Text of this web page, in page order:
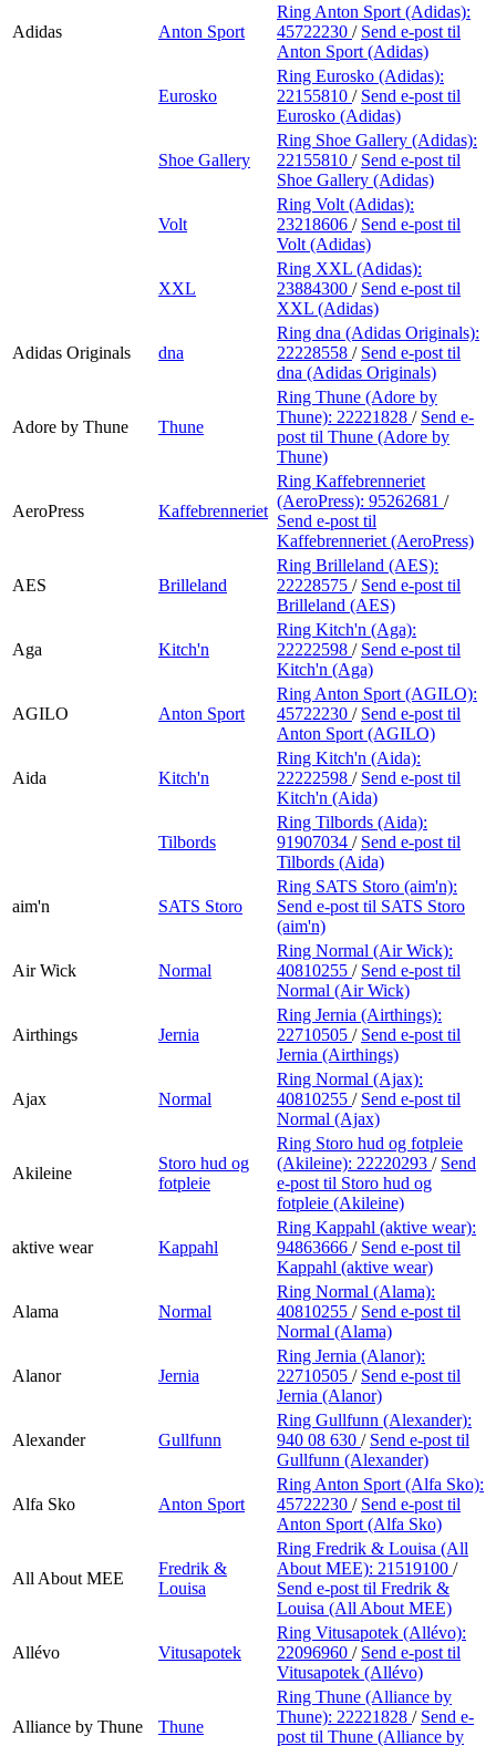
Adidas Anton Sport
Ring Anton Sport (Adidas):
45722230 / Send e-post til
Anton Sport (Adidas)
Eurosko
Ring Eurosko (Adidas):
22155810 / Send e-post til
Eurosko (Adidas)
Shoe Gallery
Ring Shoe Gallery (Adidas):
22155810 / Send e-post til
Shoe Gallery (Adidas)
Volt
Ring Volt (Adidas):
23218606 / Send e-post til
Volt (Adidas)
XXL
Ring XXL (Adidas):
23884300 / Send e-post til
XXL (Adidas)
Adidas Originals dna
Ring dna (Adidas Originals):
22228558 / Send e-post til
dna (Adidas Originals)
Adore by Thune Thune
Ring Thune (Adore by
Thune): 22221828 / Send e-
post til Thune (Adore by
Thune)
AeroPress Kaffebrenneriet
Ring Kaffebrenneriet
(AeroPress): 95262681 /
Send e-post til
Kaffebrenneriet (AeroPress)
AES Brilleland
Ring Brilleland (AES):
22228575 / Send e-post til
Brilleland (AES)
Aga Kitch'n
Ring Kitch'n (Aga):
22222598 / Send e-post til
Kitch'n (Aga)
AGILO Anton Sport
Ring Anton Sport (AGILO):
45722230 / Send e-post til
Anton Sport (AGILO)
Aida Kitch'n
Ring Kitch'n (Aida):
22222598 / Send e-post til
Kitch'n (Aida)
Tilbords
Ring Tilbords (Aida):
91907034 / Send e-post til
Tilbords (Aida)
aim'n SATS Storo
Ring SATS Storo (aim'n):
Send e-post til SATS Storo
(aim'n)
Air Wick Normal
Ring Normal (Air Wick):
40810255 / Send e-post til
Normal (Air Wick)
Airthings Jernia
Ring Jernia (Airthings):
22710505 / Send e-post til
Jernia (Airthings)
Ajax Normal
Ring Normal (Ajax):
40810255 / Send e-post til
Normal (Ajax)
Akileine
Storo hud og
fotpleie
Ring Storo hud og fotpleie
(Akileine): 22220293 / Send
e-post til Storo hud og
fotpleie (Akileine)
aktive wear Kappahl
Ring Kappahl (aktive wear):
94863666 / Send e-post til
Kappahl (aktive wear)
Alama Normal
Ring Normal (Alama):
40810255 / Send e-post til
Normal (Alama)
Alanor Jernia
Ring Jernia (Alanor):
22710505 / Send e-post til
Jernia (Alanor)
Alexander Gullfunn
Ring Gullfunn (Alexander):
940 08 630 / Send e-post til
Gullfunn (Alexander)
Alfa Sko Anton Sport
Ring Anton Sport (Alfa Sko):
45722230 / Send e-post til
Anton Sport (Alfa Sko)
All About MEE
Fredrik &
Louisa
Ring Fredrik & Louisa (All
About MEE): 21519100 /
Send e-post til Fredrik &
Louisa (All About MEE)
Allévo Vitusapotek
Ring Vitusapotek (Allévo):
22096960 / Send e-post til
Vitusapotek (Allévo)
Alliance by Thune Thune
Ring Thune (Alliance by
Thune): 22221828 / Send e-
post til Thune (Alliance by